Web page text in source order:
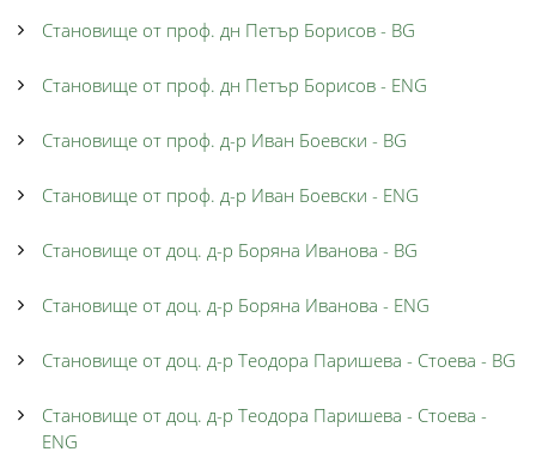
Становище от проф. дн Петър Борисов - BG
Становище от проф. дн Петър Борисов - ENG
Становище от проф. д-р Иван Боевски - BG
Становище от проф. д-р Иван Боевски - ENG
Становище от доц. д-р Боряна Иванова - BG
Становище от доц. д-р Боряна Иванова - ENG
Становище от доц. д-р Теодора Паришева - Стоева - BG
Становище от доц. д-р Теодора Паришева - Стоева -
ENG